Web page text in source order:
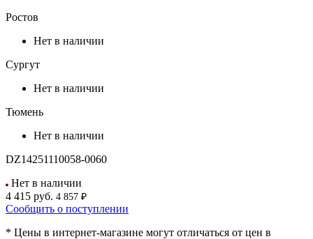
Ростов
Нет в наличии
Сургут
Нет в наличии
Тюмень
Нет в наличии
DZ14251110058-0060
Нет в наличии
4 415 руб. 4 857 ₽
Сообщить о поступлении
* Цены в интернет-магазине могут отличаться от цен в